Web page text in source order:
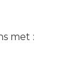
met :